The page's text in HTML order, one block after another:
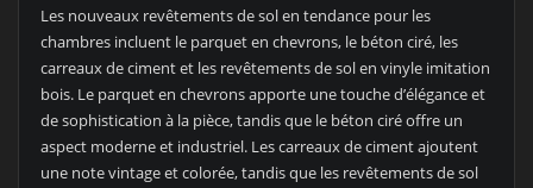
Les nouveaux revêtements de sol en tendance pour les
chambres incluent le parquet en chevrons, le béton ciré, les
carreaux de ciment et les revêtements de sol en vinyle imitation
bois. Le parquet en chevrons apporte une touche d’élégance et
de sophistication à la pièce, tandis que le béton ciré offre un
aspect moderne et industriel. Les carreaux de ciment ajoutent
une note vintage et colorée, tandis que les revêtements de sol